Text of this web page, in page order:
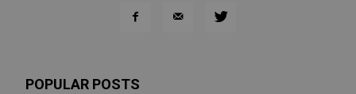
POPULAR POSTS